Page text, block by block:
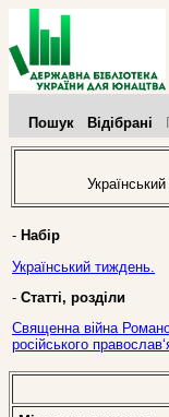
Пошук Відібрані
- Набір
Український тиждень.
- Статті, розділи
Священна війна
російського